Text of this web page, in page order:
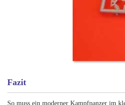
Fazit
So muss ein moderner Kampfpanzer im